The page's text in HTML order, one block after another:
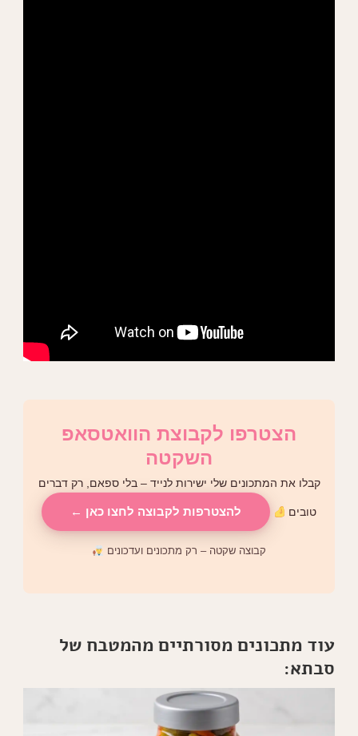
הצטרפו לקבוצת הוואטסאפ
השקטה
קבלו את המתכונים שלי ישירות לנייד – בלי ספאם, רק דברים
טובים להצטרפות לקבוצה לחצו כאן ←
קבוצה שקטה – רק מתכונים ועדכונים
עוד מתכונים מסורתיים מהמטבח של
סבתא: